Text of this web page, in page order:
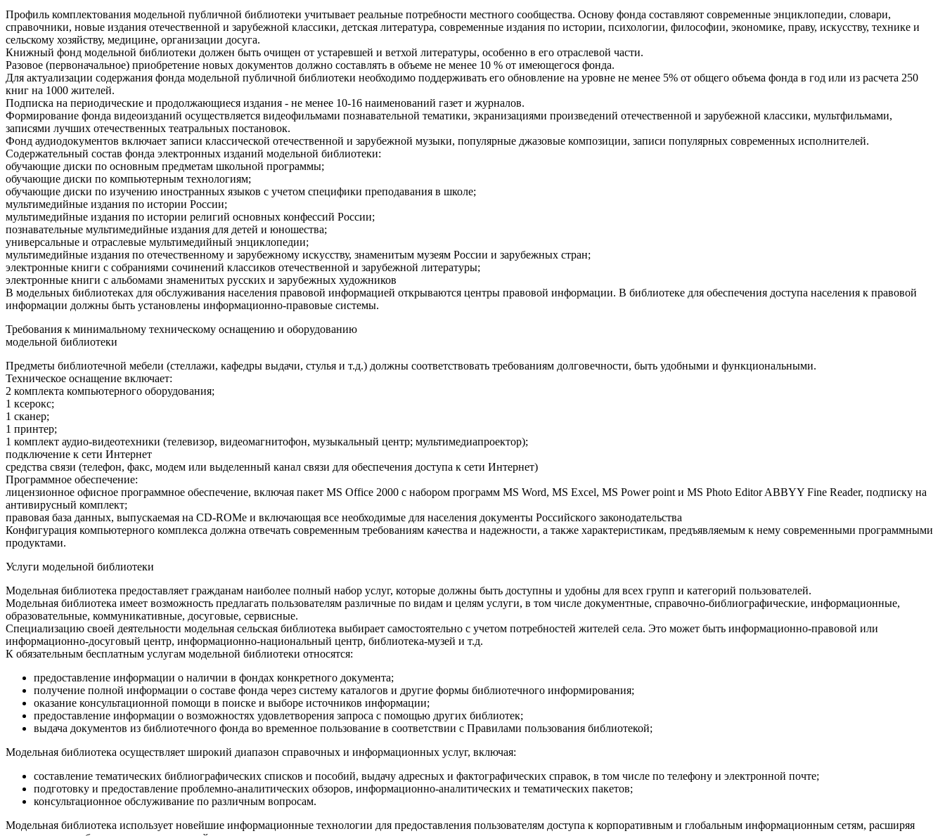
Профиль комплектования модельной публичной библиотеки учитывает реальные потребности местного сообщества. Основу фонда составляют современные энциклопедии, словари,
справочники, новые издания отечественной и зарубежной классики, детская литература, современные издания по истории, психологии, философии, экономике, праву, искусству, технике и
сельскому хозяйству, медицине, организации досуга.
Книжный фонд модельной библиотеки должен быть очищен от устаревшей и ветхой литературы, особенно в его отраслевой части.
Разовое (первоначальное) приобретение новых документов должно составлять в объеме не менее 10 % от имеющегося фонда.
Для актуализации содержания фонда модельной публичной библиотеки необходимо поддерживать его обновление на уровне не менее 5% от общего объема фонда в год или из расчета 250
книг на 1000 жителей.
Подписка на периодические и продолжающиеся издания - не менее 10-16 наименований газет и журналов.
Формирование фонда видеоизданий осуществляется видеофильмами познавательной тематики, экранизациями произведений отечественной и зарубежной классики, мультфильмами,
записями лучших отечественных театральных постановок.
Фонд аудиодокументов включает записи классической отечественной и зарубежной музыки, популярные джазовые композиции, записи популярных современных исполнителей.
Содержательный состав фонда электронных изданий модельной библиотеки:
обучающие диски по основным предметам школьной программы;
обучающие диски по компьютерным технологиям;
обучающие диски по изучению иностранных языков с учетом специфики преподавания в школе;
мультимедийные издания по истории России;
мультимедийные издания по истории религий основных конфессий России;
познавательные мультимедийные издания для детей и юношества;
универсальные и отраслевые мультимедийный энциклопедии;
мультимедийные издания по отечественному и зарубежному искусству, знаменитым музеям России и зарубежных стран;
электронные книги с собраниями сочинений классиков отечественной и зарубежной литературы;
электронные книги с альбомами знаменитых русских и зарубежных художников
В модельных библиотеках для обслуживания населения правовой информацией открываются центры правовой информации. В библиотеке для обеспечения доступа населения к правовой
информации должны быть установлены информационно-правовые системы.
Требования к минимальному техническому оснащению и оборудованию
модельной библиотеки
Предметы библиотечной мебели (стеллажи, кафедры выдачи, стулья и т.д.) должны соответствовать требованиям долговечности, быть удобными и функциональными.
Техническое оснащение включает:
2 комплекта компьютерного оборудования;
1 ксерокс;
1 сканер;
1 принтер;
1 комплект аудио-видеотехники (телевизор, видеомагнитофон, музыкальный центр; мультимедиапроектор);
подключение к сети Интернет
средства связи (телефон, факс, модем или выделенный канал связи для обеспечения доступа к сети Интернет)
Программное обеспечение:
лицензионное офисное программное обеспечение, включая пакет MS Office 2000 c набором программ MS Word, MS Excel, MS Power point и MS Photo Editor ABBYY Fine Reader, подписку на
антивирусный комплект;
правовая база данных, выпускаемая на CD-ROMе и включающая все необходимые для населения документы Российского законодательства
Конфигурация компьютерного комплекса должна отвечать современным требованиям качества и надежности, а также характеристикам, предъявляемым к нему современными программными
продуктами.
Услуги модельной библиотеки
Модельная библиотека предоставляет гражданам наиболее полный набор услуг, которые должны быть доступны и удобны для всех групп и категорий пользователей.
Модельная библиотека имеет возможность предлагать пользователям различные по видам и целям услуги, в том числе документные, справочно-библиографические, информационные,
образовательные, коммуникативные, досуговые, сервисные.
Специализацию своей деятельности модельная сельская библиотека выбирает самостоятельно с учетом потребностей жителей села. Это может быть информационно-правовой или
информационно-досуговый центр, информационно-национальный центр, библиотека-музей и т.д.
К обязательным бесплатным услугам модельной библиотеки относятся:
предоставление информации о наличии в фондах конкретного документа;
получение полной информации о составе фонда через систему каталогов и другие формы библиотечного информирования;
оказание консультационной помощи в поиске и выборе источников информации;
предоставление информации о возможностях удовлетворения запроса с помощью других библиотек;
выдача документов из библиотечного фонда во временное пользование в соответствии с Правилами пользования библиотекой;
Модельная библиотека осуществляет широкий диапазон справочных и информационных услуг, включая:
составление тематических библиографических списков и пособий, выдачу адресных и фактографических справок, в том числе по телефону и электронной почте;
подготовку и предоставление проблемно-аналитических обзоров, информационно-аналитических и тематических пакетов;
консультационное обслуживание по различным вопросам.
Модельная библиотека использует новейшие информационные технологии для предоставления пользователям доступа к корпоративным и глобальным информационным сетям, расширяя